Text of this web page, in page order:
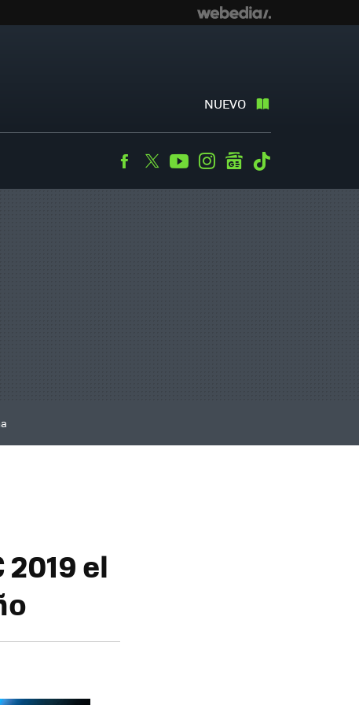
NUEVO
Facebook
TwitterYoutubeInstagramgooglenews
el